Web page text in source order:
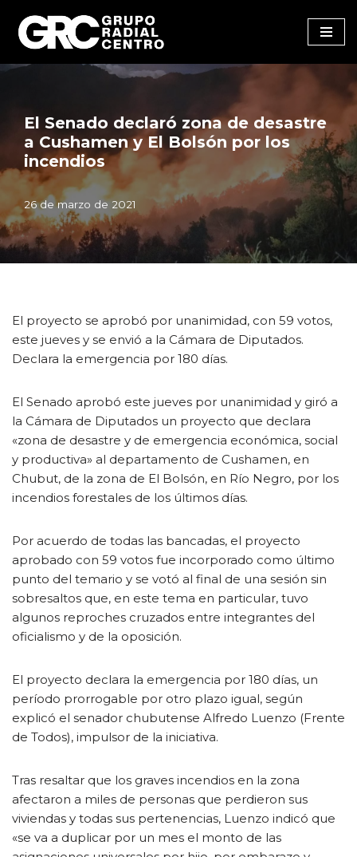
Saltar
al
El Senado declaró zona de desastre
a Cushamen y El Bolsón por los
incendios
26 de marzo de 2021
El proyecto se aprobó por unanimidad, con 59 votos,
este jueves y se envió a la Cámara de Diputados.
Declara la emergencia por 180 días.
El Senado aprobó este jueves por unanimidad y giró a
la Cámara de Diputados un proyecto que declara
«zona de desastre y de emergencia económica, social
y productiva» al departamento de Cushamen, en
Chubut, de la zona de El Bolsón, en Río Negro, por los
incendios forestales de los últimos días.
Por acuerdo de todas las bancadas, el proyecto
aprobado con 59 votos fue incorporado como último
punto del temario y se votó al final de una sesión sin
sobresaltos que, en este tema en particular, tuvo
algunos reproches cruzados entre integrantes del
oficialismo y de la oposición.
El proyecto declara la emergencia por 180 días, un
período prorrogable por otro plazo igual, según
explicó el senador chubutense Alfredo Luenzo (Frente
de Todos), impulsor de la iniciativa.
Tras resaltar que los graves incendios en la zona
afectaron a miles de personas que perdieron sus
viviendas y todas sus pertenencias, Luenzo indicó que
«se va a duplicar por un mes el monto de las